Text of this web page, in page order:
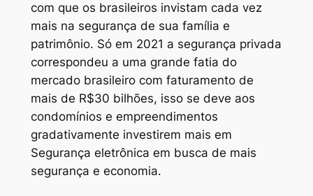
com que os brasileiros invistam cada vez
mais na segurança de sua família e
patrimônio. Só em 2021 a segurança privada
correspondeu a uma grande fatia do
mercado brasileiro com faturamento de
mais de R$30 bilhões, isso se deve aos
condomínios e empreendimentos
gradativamente investirem mais em
Segurança eletrônica em busca de mais
segurança e economia.